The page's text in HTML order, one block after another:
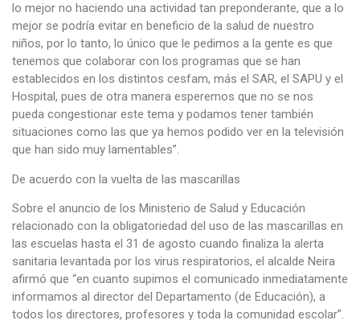
lo mejor no haciendo una actividad tan preponderante, que a lo
mejor se podría evitar en beneficio de la salud de nuestro
niños, por lo tanto, lo único que le pedimos a la gente es que
tenemos que colaborar con los programas que se han
establecidos en los distintos cesfam, más el SAR, el SAPU y el
Hospital, pues de otra manera esperemos que no se nos
pueda congestionar este tema y podamos tener también
situaciones como las que ya hemos podido ver en la televisión
que han sido muy lamentables”.
De acuerdo con la vuelta de las mascarillas
Sobre el anuncio de los Ministerio de Salud y Educación
relacionado con la obligatoriedad del uso de las mascarillas en
las escuelas hasta el 31 de agosto cuando finaliza la alerta
sanitaria levantada por los virus respiratorios, el alcalde Neira
afirmó que “en cuanto supimos el comunicado inmediatamente
informamos al director del Departamento (de Educación), a
todos los directores, profesores y toda la comunidad escolar”.